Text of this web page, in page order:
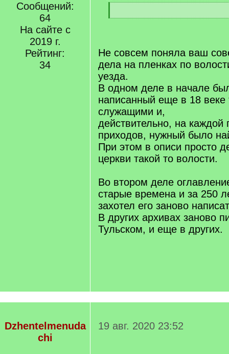
Сообщений:
64
На сайте с
2019 г.
Рейтинг:
34
q
[
Не совсем поняла ваш
дела на пленках по
уезда.
В одном деле в начале
написанный еще в 18 веке
служащими и,
действительно, на каждой
приходов, нужный было
При этом в описи просто
церкви такой то волости.
Во втором деле
старые времена и за 250
захотел его заново
В других архивах заново
Тульском, и еще в других.
Dzhentelmenuda
chi
19 авг. 2020 23:52